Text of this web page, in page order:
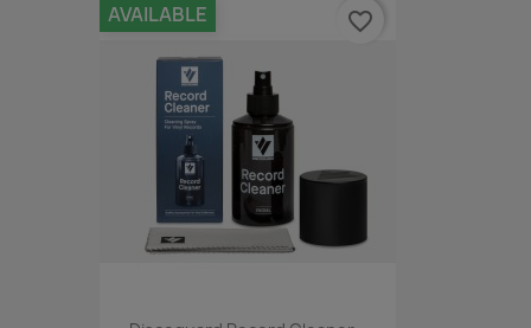
AVAILABLE favorite_border